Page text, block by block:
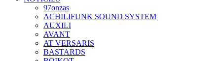
97onzas
ACHILIFUNK SOUND SYSTEM
AUXILI
AVANT
AT VERSARIS
BASTARDS